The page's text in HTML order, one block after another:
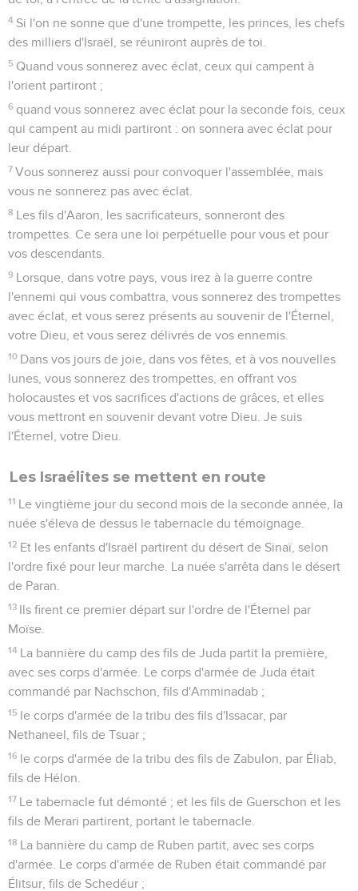
4 Si l'on ne sonne que d'une trompette, les princes, les chefs
des milliers d'Israël, se réuniront auprès de toi.
5 Quand vous sonnerez avec éclat, ceux qui campent à
l'orient partiront ;
6 quand vous sonnerez avec éclat pour la seconde fois, ceux
qui campent au midi partiront : on sonnera avec éclat pour
leur départ.
7 Vous sonnerez aussi pour convoquer l'assemblée, mais
vous ne sonnerez pas avec éclat.
8 Les fils d'Aaron, les sacrificateurs, sonneront des
trompettes. Ce sera une loi perpétuelle pour vous et pour
vos descendants.
9 Lorsque, dans votre pays, vous irez à la guerre contre
l'ennemi qui vous combattra, vous sonnerez des trompettes
avec éclat, et vous serez présents au souvenir de l'Éternel,
votre Dieu, et vous serez délivrés de vos ennemis.
10 Dans vos jours de joie, dans vos fêtes, et à vos nouvelles
lunes, vous sonnerez des trompettes, en offrant vos
holocaustes et vos sacrifices d'actions de grâces, et elles
vous mettront en souvenir devant votre Dieu. Je suis
l'Éternel, votre Dieu.
Les Israélites se mettent en route
11 Le vingtième jour du second mois de la seconde année, la
nuée s'éleva de dessus le tabernacle du témoignage.
12 Et les enfants d'Israël partirent du désert de Sinaï, selon
l'ordre fixé pour leur marche. La nuée s'arrêta dans le désert
de Paran.
13 Ils firent ce premier départ sur l'ordre de l'Éternel par
Moïse.
14 La bannière du camp des fils de Juda partit la première,
avec ses corps d'armée. Le corps d'armée de Juda était
commandé par Nachschon, fils d'Amminadab ;
15 le corps d'armée de la tribu des fils d'Issacar, par
Nethaneel, fils de Tsuar ;
16 le corps d'armée de la tribu des fils de Zabulon, par Éliab,
fils de Hélon.
17 Le tabernacle fut démonté ; et les fils de Guerschon et les
fils de Merari partirent, portant le tabernacle.
18 La bannière du camp de Ruben partit, avec ses corps
d'armée. Le corps d'armée de Ruben était commandé par
Élitsur, fils de Schedéur ;